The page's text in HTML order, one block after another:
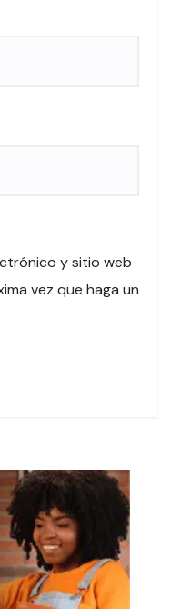
y sitio web
vez que haga un